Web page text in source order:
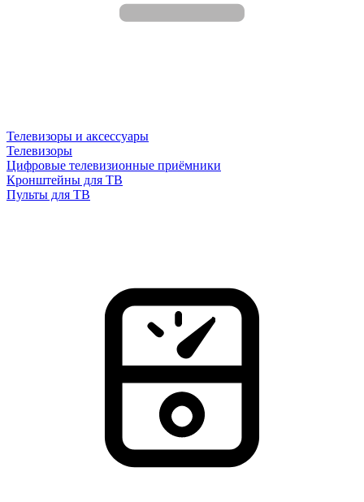
Телевизоры и аксессуары
Телевизоры
Цифровые телевизионные приёмники
Кронштейны для ТВ
Пульты для ТВ